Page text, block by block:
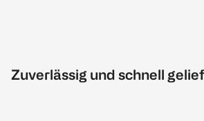
Zuverlässig und schnell